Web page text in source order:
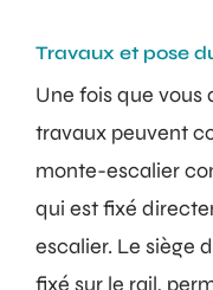
Travaux et pose
Une fois que vous
travaux peuvent
monte-escalier
qui est fixé
escalier. Le siège
fixé sur le rail,